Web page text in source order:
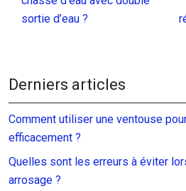
sortie d’eau ?
Derniers articles
Comment utiliser une ventouse
efficacement ?
Quelles sont les erreurs à éviter
arrosage ?